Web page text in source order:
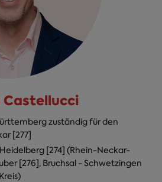
Castellucci
zuständig für den
[277]
[274] (Rhein-Neckar-
[276], Bruchsal - Schwetzingen